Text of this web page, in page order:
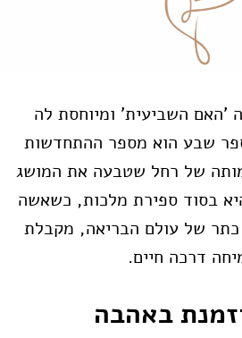
'האם השביעית' ומיוחסת לה
שבע הוא מספר ההתחדשות
של רחל שטבעה את המושג
בסוד ספירת מלכות, כשאשה
של עולם הבריאה, מקבלת
דרכה חיים.
באהבה